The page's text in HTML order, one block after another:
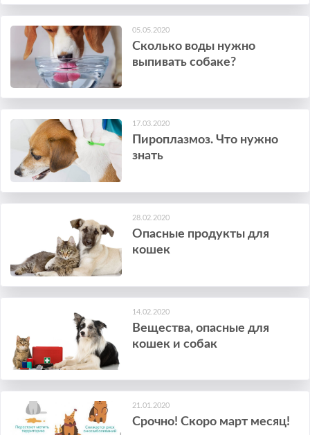
05.05.2020
Сколько воды нужно
выпивать собаке?
17.03.2020
Пироплазмоз. Что нужно
знать
28.02.2020
Опасные продукты для
кошек
14.02.2020
Вещества, опасные для
кошек и собак
21.01.2020
Срочно! Скоро март месяц!